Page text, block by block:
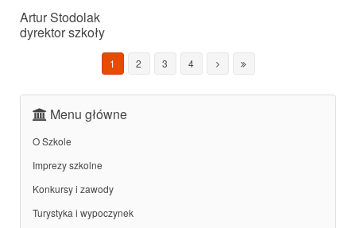
Artur Stodolak
dyrektor szkoły
1 2 3 4
Menu główne
O Szkole
Imprezy szkolne
Konkursy i zawody
Turystyka i wypoczynek